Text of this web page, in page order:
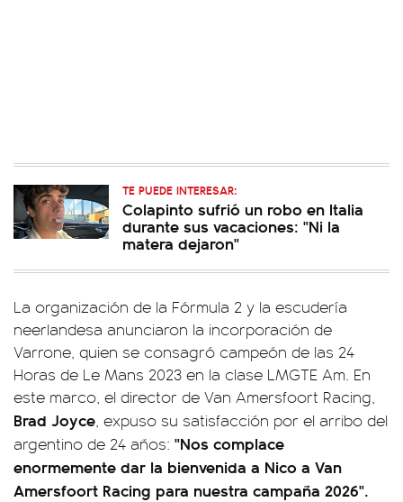
TE PUEDE INTERESAR:
Colapinto sufrió un robo en Italia
durante sus vacaciones: "Ni la
matera dejaron"
La organización de la Fórmula 2 y la escudería
neerlandesa anunciaron la incorporación de
Varrone, quien se consagró campeón de las 24
Horas de Le Mans 2023 en la clase LMGTE Am. En
este marco, el director de Van Amersfoort Racing,
Brad Joyce, expuso su satisfacción por el arribo del
argentino de 24 años: "Nos complace
enormemente dar la bienvenida a Nico a Van
Amersfoort Racing para nuestra campaña 2026".